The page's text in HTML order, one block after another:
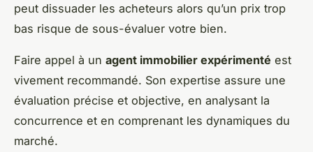
peut dissuader les acheteurs alors qu’un prix trop
bas risque de sous-évaluer votre bien.
Faire appel à un agent immobilier expérimenté est
vivement recommandé. Son expertise assure une
évaluation précise et objective, en analysant la
concurrence et en comprenant les dynamiques du
marché.